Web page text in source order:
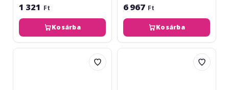
1 321 Ft
Kosárba
6 967 Ft
Kosárba
img
Monacor